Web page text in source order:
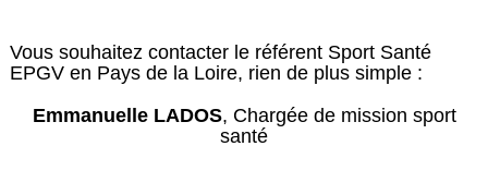
Vous souhaitez contacter le référent Sport Santé
EPGV en Pays de la Loire, rien de plus simple :
Emmanuelle LADOS, Chargée de mission sport
santé